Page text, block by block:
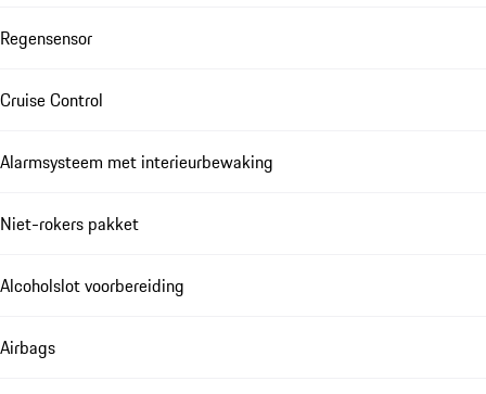
Regensensor
Cruise Control
Alarmsysteem met interieurbewaking
Niet-rokers pakket
Alcoholslot voorbereiding
Airbags